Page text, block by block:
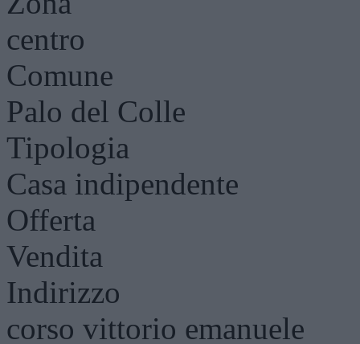
centro
Comune
Palo del Colle
Tipologia
Casa indipendente
Offerta
Vendita
Indirizzo
corso vittorio emanuele